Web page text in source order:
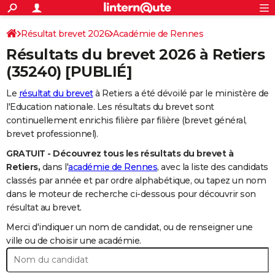
ACTUALITÉS
Politique
Société
Faits Divers
Education
Monde
Villes
+
SPORT
Coupe du monde 2026
Football
Tennis
Cyclisme
Rugby
Forum
FINANCE
Retraite
Impôts
Epargne
Immobilier
Risques naturels par ville
Banque
Assurance
Crédit
Essais
Réserver un essai
Citadines
Berlines
SUV
Forum auto
+
HIGH-TECH
Mobiles
Meilleur smartphone
Internet
Ordinateurs
Jeux vidéo
Guide high-tech
BRICOLAGE
Forum
Aménagement intérieur
Extérieur
Cuisine
Salle de bains
Jardinage
Rangement
+ WEEK-END
Guides de France
Escapades
Patrimoine
Expositions
Musées
Week-end nature
+
Art de vivre
Bien-être
Loisirs
Mode
Modes de vie
+ SANTE
Alimentation
Guide de la santé
Maladies
Médicaments
Sommeil
VOYAGE
S'inscrire
Connexion
Résultat brevet 2026 Académie de Rennes
Résultats du brevet 2026 à Retiers
(35240) [PUBLIÉ]
Le résultat du brevetà Retiers a été dévoilé par le ministère de
l'Education nationale. Les résultats du brevet sont
continuellement enrichis filière par filière (brevet général,
brevet professionnel).
GRATUIT - Découvrez tous les résultats du brevet à
Retiers, dans l'académie de Rennes, avec la liste des candidats
classés par année et par ordre alphabétique, ou tapez un nom
dans le moteur de recherche ci-dessous pour découvrir son
résultat au brevet.
Merci d'indiquer un nom de candidat, ou de renseigner une
ville ou de choisir une académie.